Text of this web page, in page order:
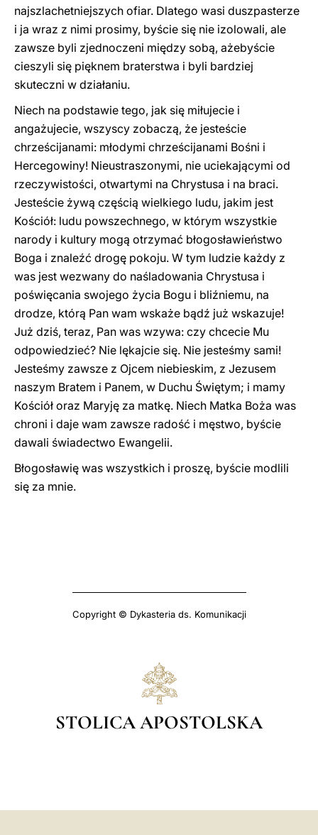
najszlachetniejszych ofiar. Dlatego wasi duszpasterze
i ja wraz z nimi prosimy, byście się nie izolowali, ale
zawsze byli zjednoczeni między sobą, ażebyście
cieszyli się pięknem braterstwa i byli bardziej
skuteczni w działaniu.
Niech na podstawie tego, jak się miłujecie i
angażujecie, wszyscy zobaczą, że jesteście
chrześcijanami: młodymi chrześcijanami Bośni i
Hercegowiny! Nieustraszonymi, nie uciekającymi od
rzeczywistości, otwartymi na Chrystusa i na braci.
Jesteście żywą częścią wielkiego ludu, jakim jest
Kościół: ludu powszechnego, w którym wszystkie
narody i kultury mogą otrzymać błogosławieństwo
Boga i znaleźć drogę pokoju. W tym ludzie każdy z
was jest wezwany do naśladowania Chrystusa i
poświęcania swojego życia Bogu i bliźniemu, na
drodze, którą Pan wam wskaże bądź już wskazuje!
Już dziś, teraz, Pan was wzywa: czy chcecie Mu
odpowiedzieć? Nie lękajcie się. Nie jesteśmy sami!
Jesteśmy zawsze z Ojcem niebieskim, z Jezusem
naszym Bratem i Panem, w Duchu Świętym; i mamy
Kościół oraz Maryję za matkę. Niech Matka Boża was
chroni i daje wam zawsze radość i męstwo, byście
dawali świadectwo Ewangelii.
Błogosławię was wszystkich i proszę, byście modlili
się za mnie.
Copyright © Dykasteria ds. Komunikacji
STOLICA APOSTOLSKA